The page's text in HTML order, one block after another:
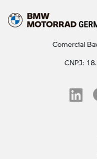
Comercial
CNPJ: